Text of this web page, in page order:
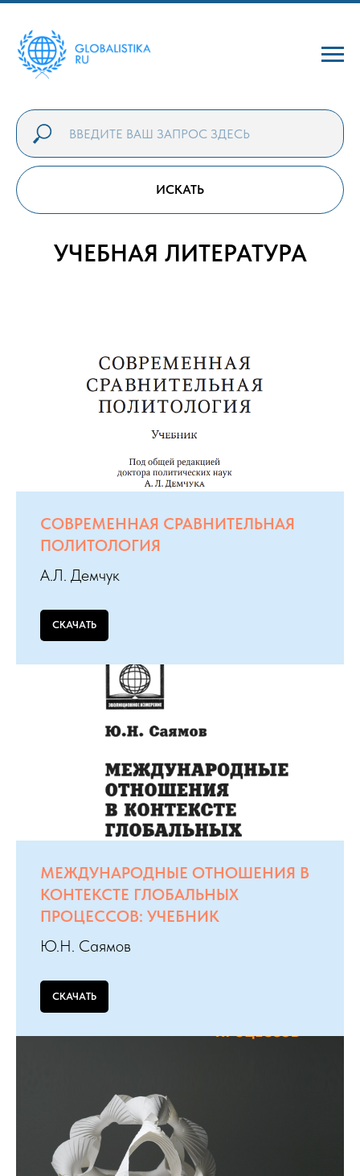
ИСКАТЬ
УЧЕБНАЯ ЛИТЕРАТУРА
СОВРЕМЕННАЯ СРАВНИТЕЛЬНАЯ
ПОЛИТОЛОГИЯ
А.Л. Демчук
СКАЧАТЬ
МЕЖДУНАРОДНЫЕ ОТНОШЕНИЯ В
КОНТЕКСТЕ ГЛОБАЛЬНЫХ
ПРОЦЕССОВ: УЧЕБНИК
Ю.Н. Саямов
СКАЧАТЬ